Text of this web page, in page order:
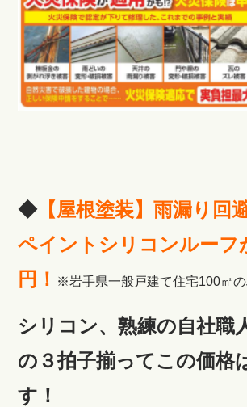
◆【屋根塗装】雨漏り回
ペイントシリコンルーフ
円！
※岩手県一般戸建て住宅100㎡
シリコン、熟練の自社職
の３拍子揃ってこの価格
す！